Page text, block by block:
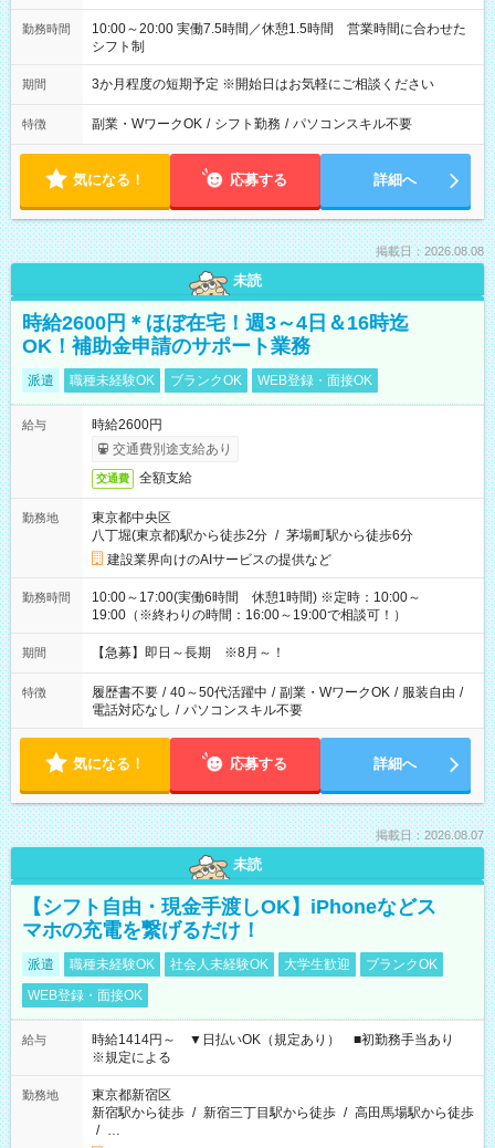
勤務時間
10:00～20:00 実働7.5時間／休憩1.5時間 営業時間に合わせた
シフト制
期間 3か月程度の短期予定 ※開始日はお気軽にご相談ください
特徴 副業・WワークOK / シフト勤務 / パソコンスキル不要
気になる！ 応募する 詳細へ
掲載日：2026.08.08
未読
時給2600円＊ほぼ在宅！週3～4日＆16時迄
OK！補助金申請のサポート業務
派遣 職種未経験OK ブランクOK WEB登録・面接OK
給与
時給2600円
交通費別途支給あり
交通費 全額支給
勤務地
東京都中央区
八丁堀(東京都)駅から徒歩2分 / 茅場町駅から徒歩6分
建設業界向けのAIサービスの提供など
勤務時間
10:00～17:00(実働6時間 休憩1時間) ※定時：10:00～
19:00（※終わりの時間：16:00～19:00で相談可！）
期間 【急募】即日～長期 ※8月～！
特徴 履歴書不要 / 40～50代活躍中 / 副業・WワークOK / 服装自由 /
電話対応なし / パソコンスキル不要
気になる！ 応募する 詳細へ
掲載日：2026.08.07
未読
【シフト自由・現金手渡しOK】iPhoneなどス
マホの充電を繋げるだけ！
派遣 職種未経験OK 社会人未経験OK 大学生歓迎
ブランクOK
WEB登録・面接OK
給与
時給1414円～ ▼日払いOK（規定あり） ■初勤務手当あり
※規定による
勤務地
東京都新宿区
新宿駅から徒歩 / 新宿三丁目駅から徒歩 / 高田馬場駅から徒歩
/ …